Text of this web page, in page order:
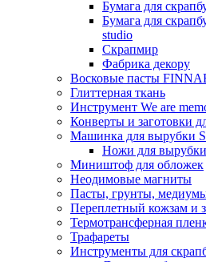
Бумага для
Бумага для
studio
Скрапмир
Фабрика декору
Восковые пасты
Глиттерная ткань
Инструмент We are
Конверты и заготовки
Машинка для вырубки
Ножи для вырубки
Миништоф для обложек
Неодимовые магниты
Пасты, грунты,
Переплетный кожзам и
Термотрансферная
Трафареты
Инструменты для